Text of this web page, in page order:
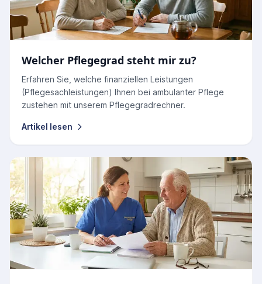
Welcher Pflegegrad steht mir zu?
Erfahren Sie, welche finanziellen Leistungen
(Pflegesachleistungen) Ihnen bei ambulanter Pflege
zustehen mit unserem Pflegegradrechner.
Artikel lesen